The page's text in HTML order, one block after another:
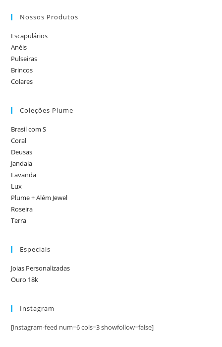
Nossos Produtos
Escapulários
Anéis
Pulseiras
Brincos
Colares
Coleções Plume
Brasil com S
Coral
Deusas
Jandaia
Lavanda
Lux
Plume + Além Jewel
Roseira
Terra
Especiais
Joias Personalizadas
Ouro 18k
Instagram
[instagram-feed num=6 cols=3 showfollow=false]